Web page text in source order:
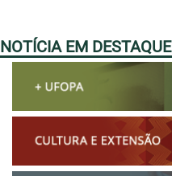
NOTÍCIA EM DESTAQUE